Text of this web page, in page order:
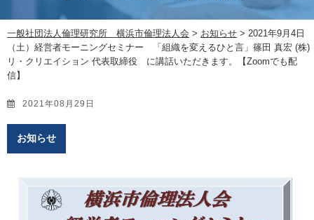
一般社団法人倫理研究所 横浜市倫理法人会 > お知らせ > 2021年9月4日
（土）経営者モーニングセミナー 「組織を変えるひと言」篠田 真宏 (株)
リ・クリエイション 代表取締役 に講話いただきます。【Zoomでも配
信】
2021年08月29日
お知らせ